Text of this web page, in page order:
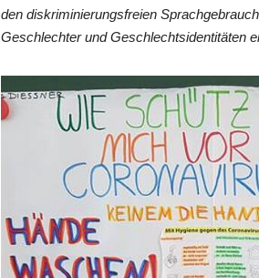
den diskriminierungsfreien
Geschlechter und Geschlechtsidentitäten